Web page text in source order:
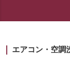
エアコン・空調